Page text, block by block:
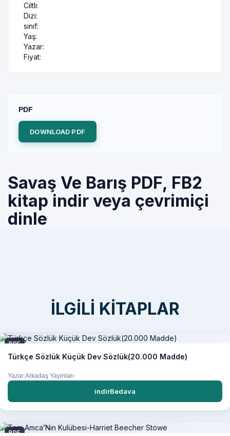
Ciltli:
Dizi:
sınıf:
Yaş:
Yazar:
Fiyat:
PDF
DOWNLOAD PDF
Savaş Ve Barış PDF, FB2
kitap indir veya çevrimiçi
dinle
İLGILI KITAPLAR
PDF
Türkçe Sözlük Küçük Dev Sözlük(20.000 Madde)
Yazar:Arkadaş Yayınları
indirBedava
PDF